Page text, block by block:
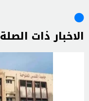
الاخبار ذات الصلة